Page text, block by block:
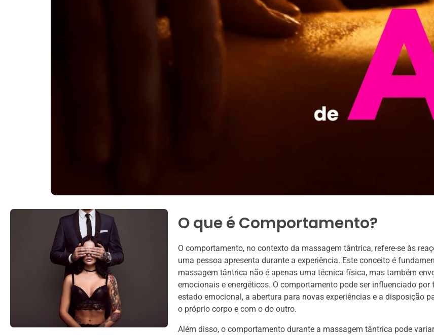
O que é Comportamento?
O comportamento, no contexto da massagem tântrica, refere-se às
uma pessoa apresenta durante a experiência. Este conceito é
massagem tântrica não é apenas uma técnica física, mas também
emocionais e energéticos. O comportamento pode ser influenciado por
estado emocional, a abertura para novas experiências e a disposição
o próprio corpo e com o do outro.
Além disso, o comportamento durante a massagem tântrica pode